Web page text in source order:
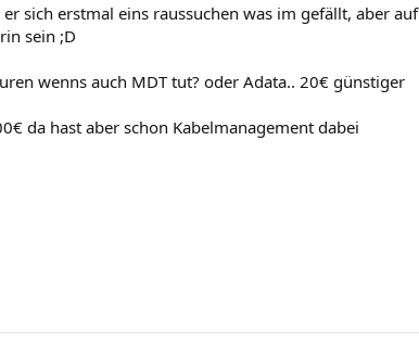
sich erstmal eins raussuchen was im gefällt, aber auf
sein ;D
wenns auch MDT tut? oder Adata.. 20€ günstiger
da hast aber schon Kabelmanagement dabei